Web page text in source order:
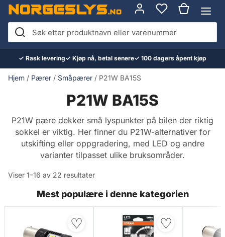
Hopp
innhold
Søk
etter
produktnavn
eller
✓ Rask levering✓ Kjøp nå, betal senere✓ 100 dagers åpent kjøp
Hjem / Pærer / Småpærer / P21W BA15S
P21W BA15S
P21W pære dekker små lyspunkter på bilen der riktig
sokkel er viktig. Her finner du P21W-alternativer for
utskifting eller oppgradering, med LED og andre
varianter tilpasset ulike bruksområder.
Viser 1–16 av 22 resultater
Mest populære i denne kategorien
♡ ♡